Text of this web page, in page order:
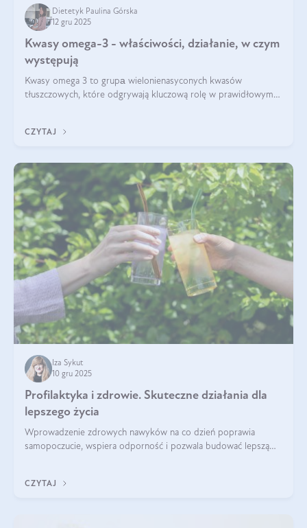
Dietetyk Paulina Górska
12 gru 2025
Kwasy omega-3 - właściwości, działanie, w czym
występują
Kwasy omega 3 to grupа wielonienasyconych kwasów
tłuszczowych, które odgrywają kluczową rolę w prawidłowym
CZYTAJ
Iza Sykut
10 gru 2025
Profilaktyka i zdrowie. Skuteczne działania dla
lepszego życia
Wprowadzenie zdrowych nawyków na co dzień poprawia
samopoczucie, wspiera odporność i pozwala budować lepszą
CZYTAJ